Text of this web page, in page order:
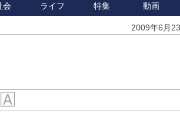
会 ライフ 特集 動画
2009年6月